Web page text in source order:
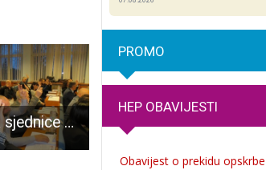
Nastavak sjednice Vijeća Grada Gospića Deset COVID-19 pozitivnih stranaca iz Novalje otpremljeno u svoje zemlje
PROMO
HEP OBAVIJESTI
Obavijest o prekidu opskrbe